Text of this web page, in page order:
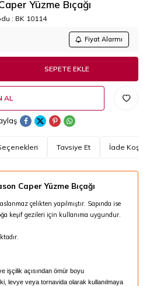
Yüzme Bıçağı
: BK 10114
Fiyat Alarmı
SEPETE EKLE
AL
Tavsiye Et İade
Caper Yüzme Bıçağı
çelikten yapılmıştır. Sapında ise
keşif gezileri için kullanıma uygundur.
işçilik açısından ömür boyu
levye veya tornavida olarak kullanılmaya